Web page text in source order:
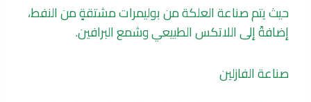
حيث يتم صناعة العلكة من بوليمرات مشتقةٍ من النفط،
إضافةً إلى اللاتكس الطبيعي وشمع البرافين.
صناعة الفازلين